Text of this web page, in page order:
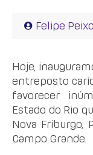
Felipe
Hoje,
entreposto
favorecer
Estado do Rio
Nova Friburgo,
Campo Grande.